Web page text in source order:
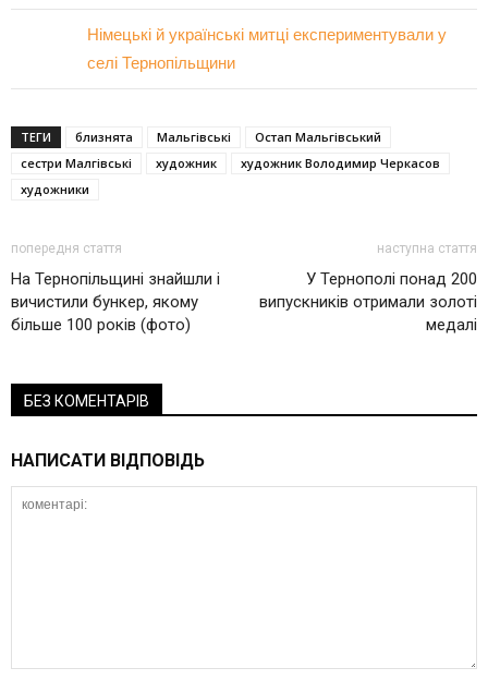
Німецькі й українські митці експериментували у
селі Тернопільщини
ТЕГИ близнята Мальгівські
Остап Мальгівський
сестри Малгівські
художник
художник Володимир Черкасов
художники
попередня стаття
На Тернопільщині знайшли і
вичистили бункер, якому
більше 100 років (фото)
наступна стаття
У Тернополі понад 200
випускників отримали золоті
медалі
БЕЗ КОМЕНТАРІВ
НАПИСАТИ ВІДПОВІДЬ